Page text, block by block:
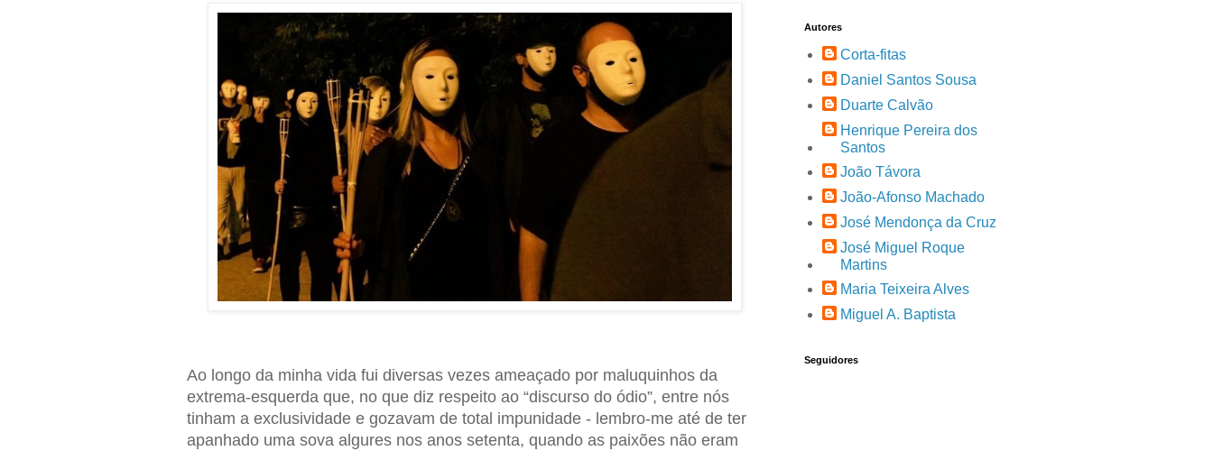
Ao longo da minha vida fui diversas vezes ameaçado por maluquinhos da
extrema-esquerda que, no que diz respeito ao “discurso do ódio”, entre nós
tinham a exclusividade e gozavam de total impunidade - lembro-me até de ter
apanhado uma sova algures nos anos setenta, quando as paixões não eram
Autores
Corta-fitas
Daniel Santos Sousa
Duarte Calvão
Henrique Pereira dos
Santos
João Távora
João-Afonso Machado
José Mendonça da Cruz
José Miguel Roque
Martins
Maria Teixeira Alves
Miguel A. Baptista
Seguidores